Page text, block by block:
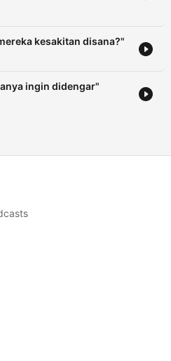
kesakitan disana?"
ingin didengar"